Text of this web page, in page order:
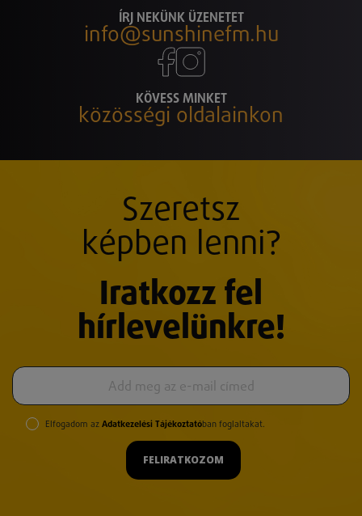
ÍRJ NEKÜNK ÜZENETET
info@sunshinefm.hu
KÖVESS MINKET
közösségi oldalainkon
Szeretsz
képben lenni?
Iratkozz fel
hírlevelünkre!
Elfogadom az Adatkezelési Tájékoztatóban foglaltakat.
FELIRATKOZOM